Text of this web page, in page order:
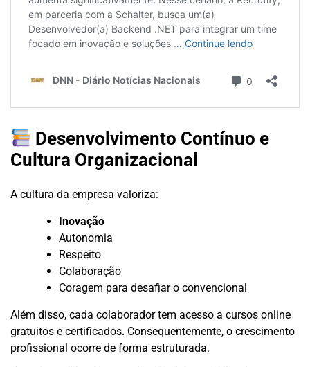
Desenvolvimento Contínuo e
Cultura Organizacional
A cultura da empresa valoriza:
Inovação
Autonomia
Respeito
Colaboração
Coragem para desafiar o convencional
Além disso, cada colaborador tem acesso a cursos online
gratuitos e certificados. Consequentemente, o crescimento
profissional ocorre de forma estruturada.